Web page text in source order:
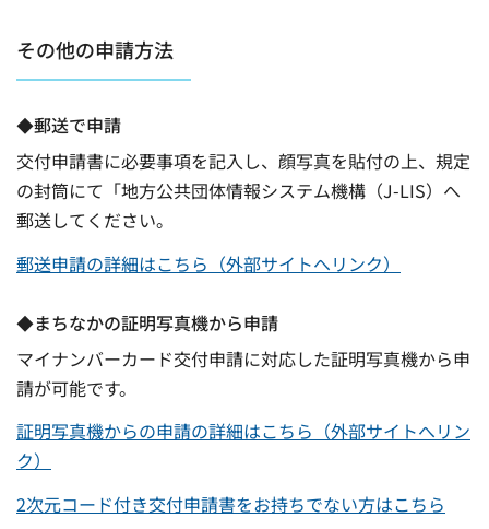
その他の申請方法
◆郵送で申請
交付申請書に必要事項を記入し、顔写真を貼付の上、規定
の封筒にて「地方公共団体情報システム機構（J-LIS）へ
郵送してください。
郵送申請の詳細はこちら（外部サイトへリンク）
◆まちなかの証明写真機から申請
マイナンバーカード交付申請に対応した証明写真機から申
請が可能です。
証明写真機からの申請の詳細はこちら（外部サイトへリン
ク）
2次元コード付き交付申請書をお持ちでない方はこちら